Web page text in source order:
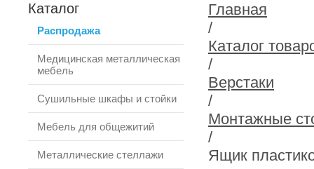
Каталог
Распродажа
Медицинская металлическая
мебель
Сушильные шкафы и стойки
Мебель для общежитий
Металлические стеллажи
Главная
/
Каталог
/
Верстаки
/
Монтажные
/
Ящик